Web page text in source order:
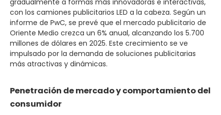
gradualmente a formas más innovadoras e interactivas,
con los camiones publicitarios LED a la cabeza. Según un
informe de PwC, se prevé que el mercado publicitario de
Oriente Medio crezca un 6% anual, alcanzando los 5.700
millones de dólares en 2025. Este crecimiento se ve
impulsado por la demanda de soluciones publicitarias
más atractivas y dinámicas.
Penetración de mercado y comportamiento del
consumidor